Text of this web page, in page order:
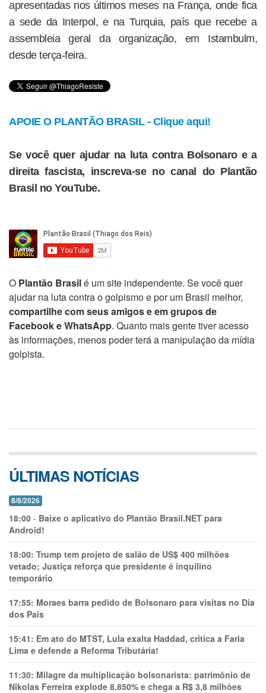
apresentadas nos últimos meses na França, onde fica
a sede da Interpol, e na Turquia, país que recebe a
assembleia geral da organização, em Istambulm,
desde terça-feira.
APOIE O PLANTÃO BRASIL - Clique aqui!
Se você quer ajudar na luta contra Bolsonaro e a
direita fascista, inscreva-se no canal do Plantão
Brasil no YouTube.
O Plantão Brasilé um site independente. Se você quer
ajudar na luta contra o golpismo e por um Brasil melhor,
compartilhe com seus amigos e em grupos de
Facebook e WhatsApp. Quanto mais gente tiver acesso
às informações, menos poder terá a manipulação da mídia
golpista.
ÚLTIMAS NOTÍCIAS
8/8/2026
18:00 - Baixe o aplicativo do Plantão Brasil.NET para
Android!
18:00: Trump tem projeto de salão de US$ 400 milhões
vetado; Justiça reforça que presidente é inquilino
temporário
17:55: Moraes barra pedido de Bolsonaro para visitas no Dia
dos Pais
15:41: Em ato do MTST, Lula exalta Haddad, critica a Faria
Lima e defende a Reforma Tributária!
11:30: Milagre da multiplicação bolsonarista: patrimônio de
Nikolas Ferreira explode 8.850% e chega a R$ 3,8 milhões